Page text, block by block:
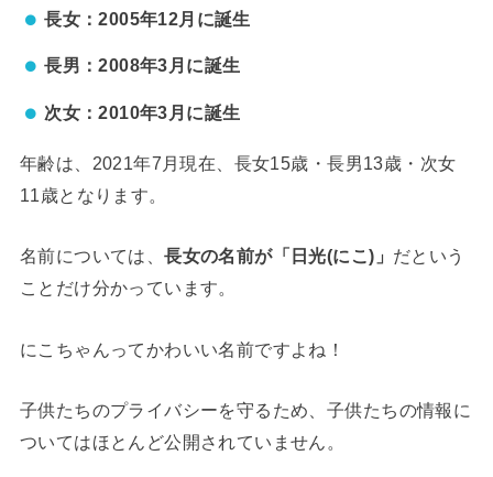
長女：2005年12月に誕生
長男：2008年3月に誕生
次女：2010年3月に誕生
年齢は、2021年7月現在、長女15歳・長男13歳・次女
11歳となります。
名前については、長女の名前が「日光(にこ)」 だという
ことだけ分かっています。
にこちゃんってかわいい名前ですよね！
子供たちのプライバシーを守るため、子供たちの情報に
ついてはほとんど公開されていません。